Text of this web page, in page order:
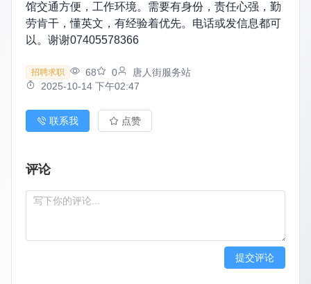
馆交通方便，工作环境。需要有身份，责任心强，勤
劳肯干，懂英文，有经验着优先。电话或发信息都可
以。谢谢07405578366
招聘求职 68 0
唐人街服务站
2025-10-14 下午02:47
联系我 点赞
评论
提交评论